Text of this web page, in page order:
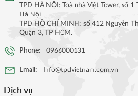
TPD HÀ NỘI: Toà nhà Việt Tower, số
Hà Nội
TPD HỒ CHÍ MINH: số 412 Nguyễn
Quận 3, TP HCM.
Phone: 0966000131
Email: Info@tpdvietnam.com.vn
Dịch vụ